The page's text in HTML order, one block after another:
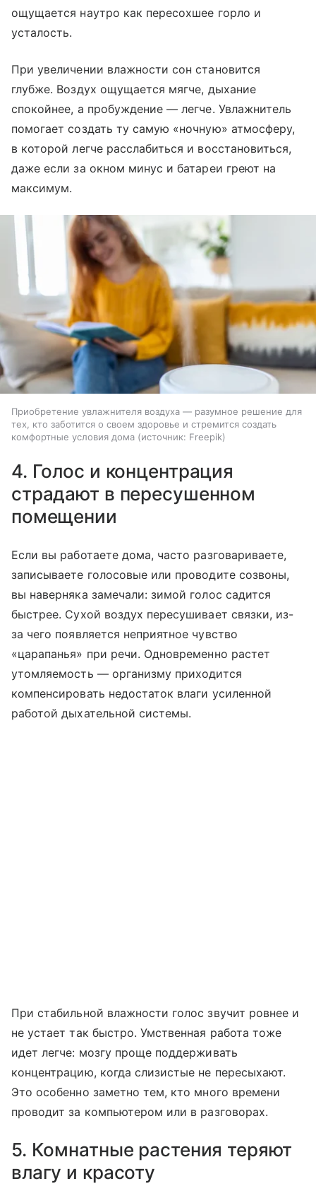
ощущается наутро как пересохшее горло и
усталость.
При увеличении влажности сон становится
глубже. Воздух ощущается мягче, дыхание
спокойнее, а пробуждение — легче. Увлажнитель
помогает создать ту самую «ночную» атмосферу,
в которой легче расслабиться и восстановиться,
даже если за окном минус и батареи греют на
максимум.
Приобретение увлажнителя воздуха — разумное решение для
тех, кто заботится о своем здоровье и стремится создать
комфортные условия дома
источник: Freepik
4. Голос и концентрация
страдают в пересушенном
помещении
Если вы работаете дома, часто разговариваете,
записываете голосовые или проводите созвоны,
вы наверняка замечали: зимой голос садится
быстрее. Сухой воздух пересушивает связки, из-
за чего появляется неприятное чувство
«царапанья» при речи. Одновременно растет
утомляемость — организму приходится
компенсировать недостаток влаги усиленной
работой дыхательной системы.
При стабильной влажности голос звучит ровнее и
не устает так быстро. Умственная работа тоже
идет легче: мозгу проще поддерживать
концентрацию, когда слизистые не пересыхают.
Это особенно заметно тем, кто много времени
проводит за компьютером или в разговорах.
5. Комнатные растения теряют
влагу и красоту